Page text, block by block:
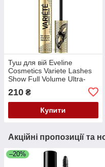
Туш для вій Eveline
Cosmetics Variete Lashes
Show Full Volume Ultra-
Length Mascara чорна, 10
мл
210 ₴
Купити
Акційні пропозиції та
–20%